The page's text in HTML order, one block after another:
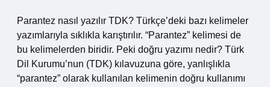
Parantez nasıl yazılır TDK? Türkçe’deki bazı kelimeler
yazımlarıyla sıklıkla karıştırılır. “Parantez” kelimesi de
bu kelimelerden biridir. Peki doğru yazımı nedir? Türk
Dil Kurumu’nun (TDK) kılavuzuna göre, yanlışlıkla
“parantez” olarak kullanılan kelimenin doğru kullanımı